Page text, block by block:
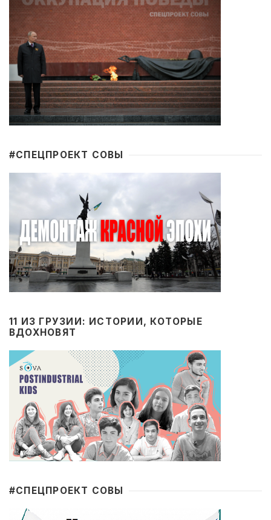
#CПЕЦПРОЕКТ СОВЫ
11 ИЗ ГРУЗИИ: ИСТОРИИ, КОТОРЫЕ
ВДОХНОВЯТ
#CПЕЦПРОЕКТ СОВЫ